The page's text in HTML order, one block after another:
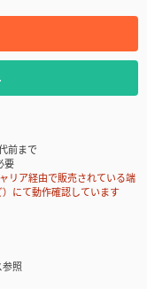
前まで
要
ア経由で販売されている端
）にて動作確認しています
照